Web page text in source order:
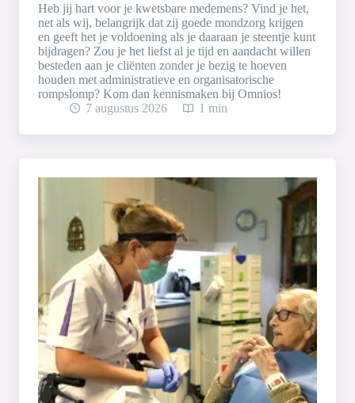
Heb jij hart voor je kwetsbare medemens? Vind je het,
net als wij, belangrijk dat zij goede mondzorg krijgen
en geeft het je voldoening als je daaraan je steentje kunt
bijdragen? Zou je het liefst al je tijd en aandacht willen
besteden aan je cliënten zonder je bezig te hoeven
houden met administratieve en organisatorische
rompslomp? Kom dan kennismaken bij Omnios!
7 augustus 2026
1 min